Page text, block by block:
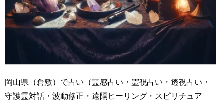
岡山県（倉敷）で占い（霊感占い・霊視占い・透視占い・
守護霊対話・波動修正・遠隔ヒーリング・スピリチュア